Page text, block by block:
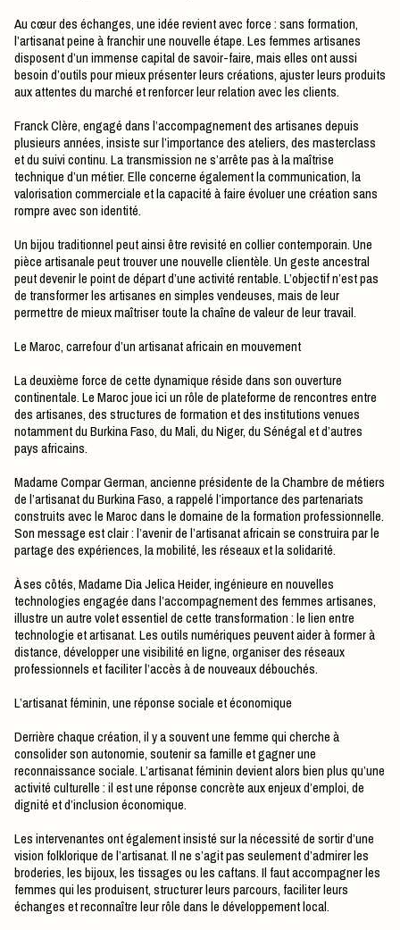
Au cœur des échanges, une idée revient avec force : sans formation,
l’artisanat peine à franchir une nouvelle étape. Les femmes artisanes
disposent d’un immense capital de savoir-faire, mais elles ont aussi
besoin d’outils pour mieux présenter leurs créations, ajuster leurs produits
aux attentes du marché et renforcer leur relation avec les clients.
Franck Clère, engagé dans l’accompagnement des artisanes depuis
plusieurs années, insiste sur l’importance des ateliers, des masterclass
et du suivi continu. La transmission ne s’arrête pas à la maîtrise
technique d’un métier. Elle concerne également la communication, la
valorisation commerciale et la capacité à faire évoluer une création sans
rompre avec son identité.
Un bijou traditionnel peut ainsi être revisité en collier contemporain. Une
pièce artisanale peut trouver une nouvelle clientèle. Un geste ancestral
peut devenir le point de départ d’une activité rentable. L’objectif n’est pas
de transformer les artisanes en simples vendeuses, mais de leur
permettre de mieux maîtriser toute la chaîne de valeur de leur travail.
Le Maroc, carrefour d’un artisanat africain en mouvement
La deuxième force de cette dynamique réside dans son ouverture
continentale. Le Maroc joue ici un rôle de plateforme de rencontres entre
des artisanes, des structures de formation et des institutions venues
notamment du Burkina Faso, du Mali, du Niger, du Sénégal et d’autres
pays africains.
Madame Compar German, ancienne présidente de la Chambre de métiers
de l’artisanat du Burkina Faso, a rappelé l’importance des partenariats
construits avec le Maroc dans le domaine de la formation professionnelle.
Son message est clair : l’avenir de l’artisanat africain se construira par le
partage des expériences, la mobilité, les réseaux et la solidarité.
À ses côtés, Madame Dia Jelica Heider, ingénieure en nouvelles
technologies engagée dans l’accompagnement des femmes artisanes,
illustre un autre volet essentiel de cette transformation : le lien entre
technologie et artisanat. Les outils numériques peuvent aider à former à
distance, développer une visibilité en ligne, organiser des réseaux
professionnels et faciliter l’accès à de nouveaux débouchés.
L’artisanat féminin, une réponse sociale et économique
Derrière chaque création, il y a souvent une femme qui cherche à
consolider son autonomie, soutenir sa famille et gagner une
reconnaissance sociale. L’artisanat féminin devient alors bien plus qu’une
activité culturelle : il est une réponse concrète aux enjeux d’emploi, de
dignité et d’inclusion économique.
Les intervenantes ont également insisté sur la nécessité de sortir d’une
vision folklorique de l’artisanat. Il ne s’agit pas seulement d’admirer les
broderies, les bijoux, les tissages ou les caftans. Il faut accompagner les
femmes qui les produisent, structurer leurs parcours, faciliter leurs
échanges et reconnaître leur rôle dans le développement local.